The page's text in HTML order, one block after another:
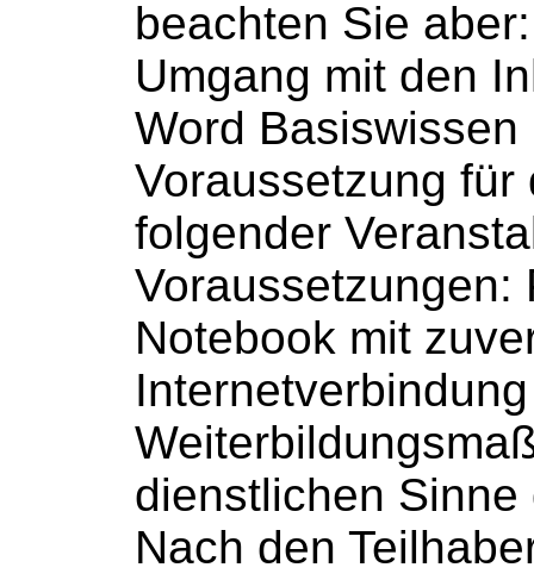
beachten Sie
Umgang mit den
Word Basiswissen
Voraussetzung
folgender
Voraussetzungen:
Notebook mit
dienstlichen
Nach den